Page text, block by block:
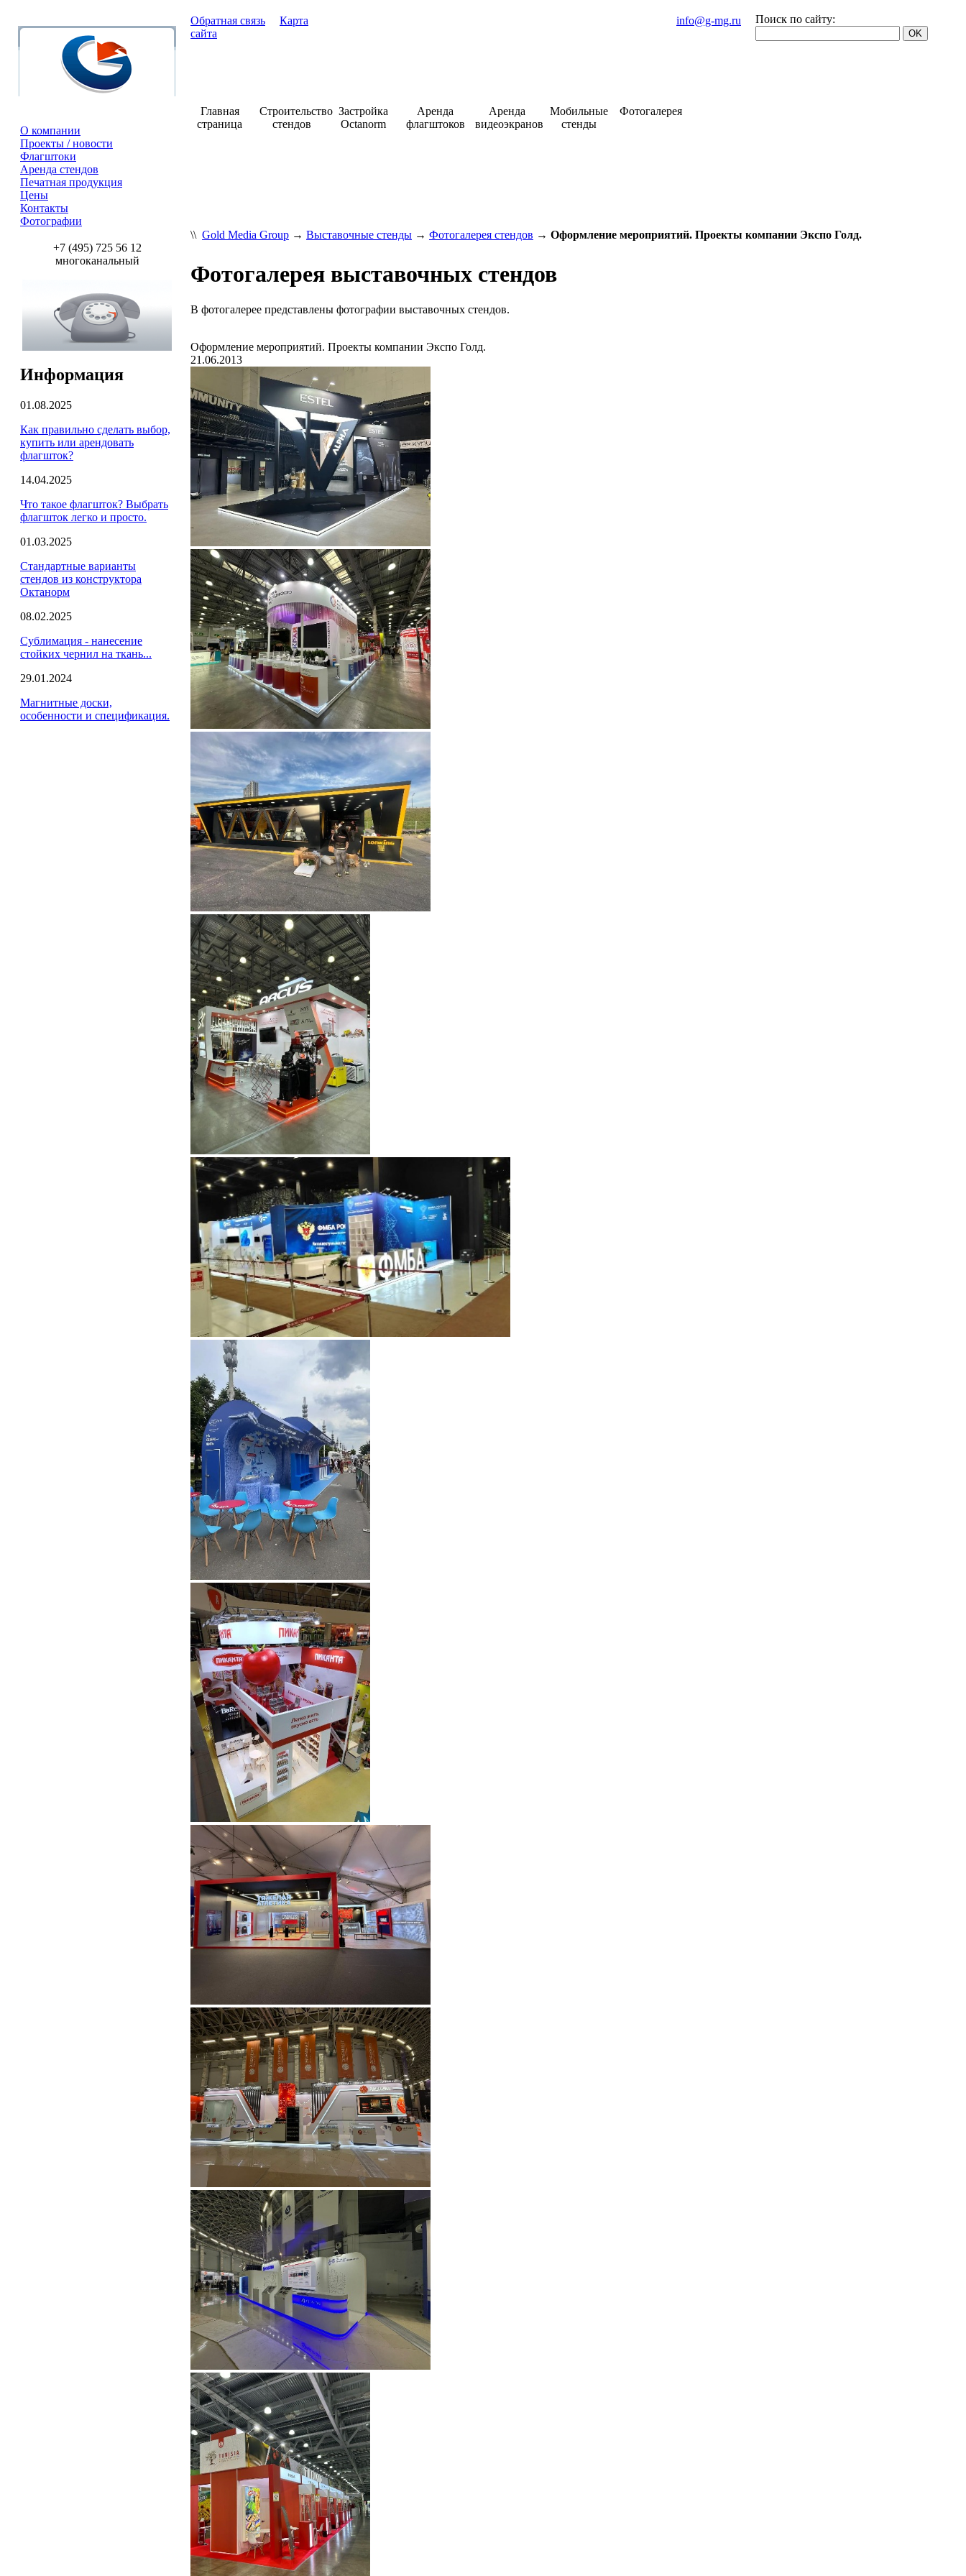
Главная
страница
Строительство
стендов
Застройка
Octanorm
Аренда
флагштоков
Аренда
видеоэкранов
Мобильные
стенды
Фотогалерея
О компании
Проекты / новости
Флагштоки
Аренда стендов
Печатная продукция
Цены
Контакты
Фотографии
+7 (495) 725 56 12
многоканальный
Информация
01.08.2025
Как правильно сделать выбор,
купить или арендовать
флагшток?
14.04.2025
Что такое флагшток? Выбрать
флагшток легко и просто.
01.03.2025
Стандартные варианты
стендов из конструктора
Октанорм
08.02.2025
Сублимация - нанесение
стойких чернил на ткань...
29.01.2024
Магнитные доски,
особенности и спецификация.
Поиск по сайту:
info@g-mg.ru
Обратная связь
Карта
сайта
\\ Gold Media Group → Выставочные стенды → Фотогалерея стендов → Оформление мероприятий. Проекты компании Экспо Голд.
Фотогалерея выставочных стендов
В фотогалерее представлены фотографии выставочных стендов.
Оформление мероприятий. Проекты компании Экспо Голд.
21.06.2013